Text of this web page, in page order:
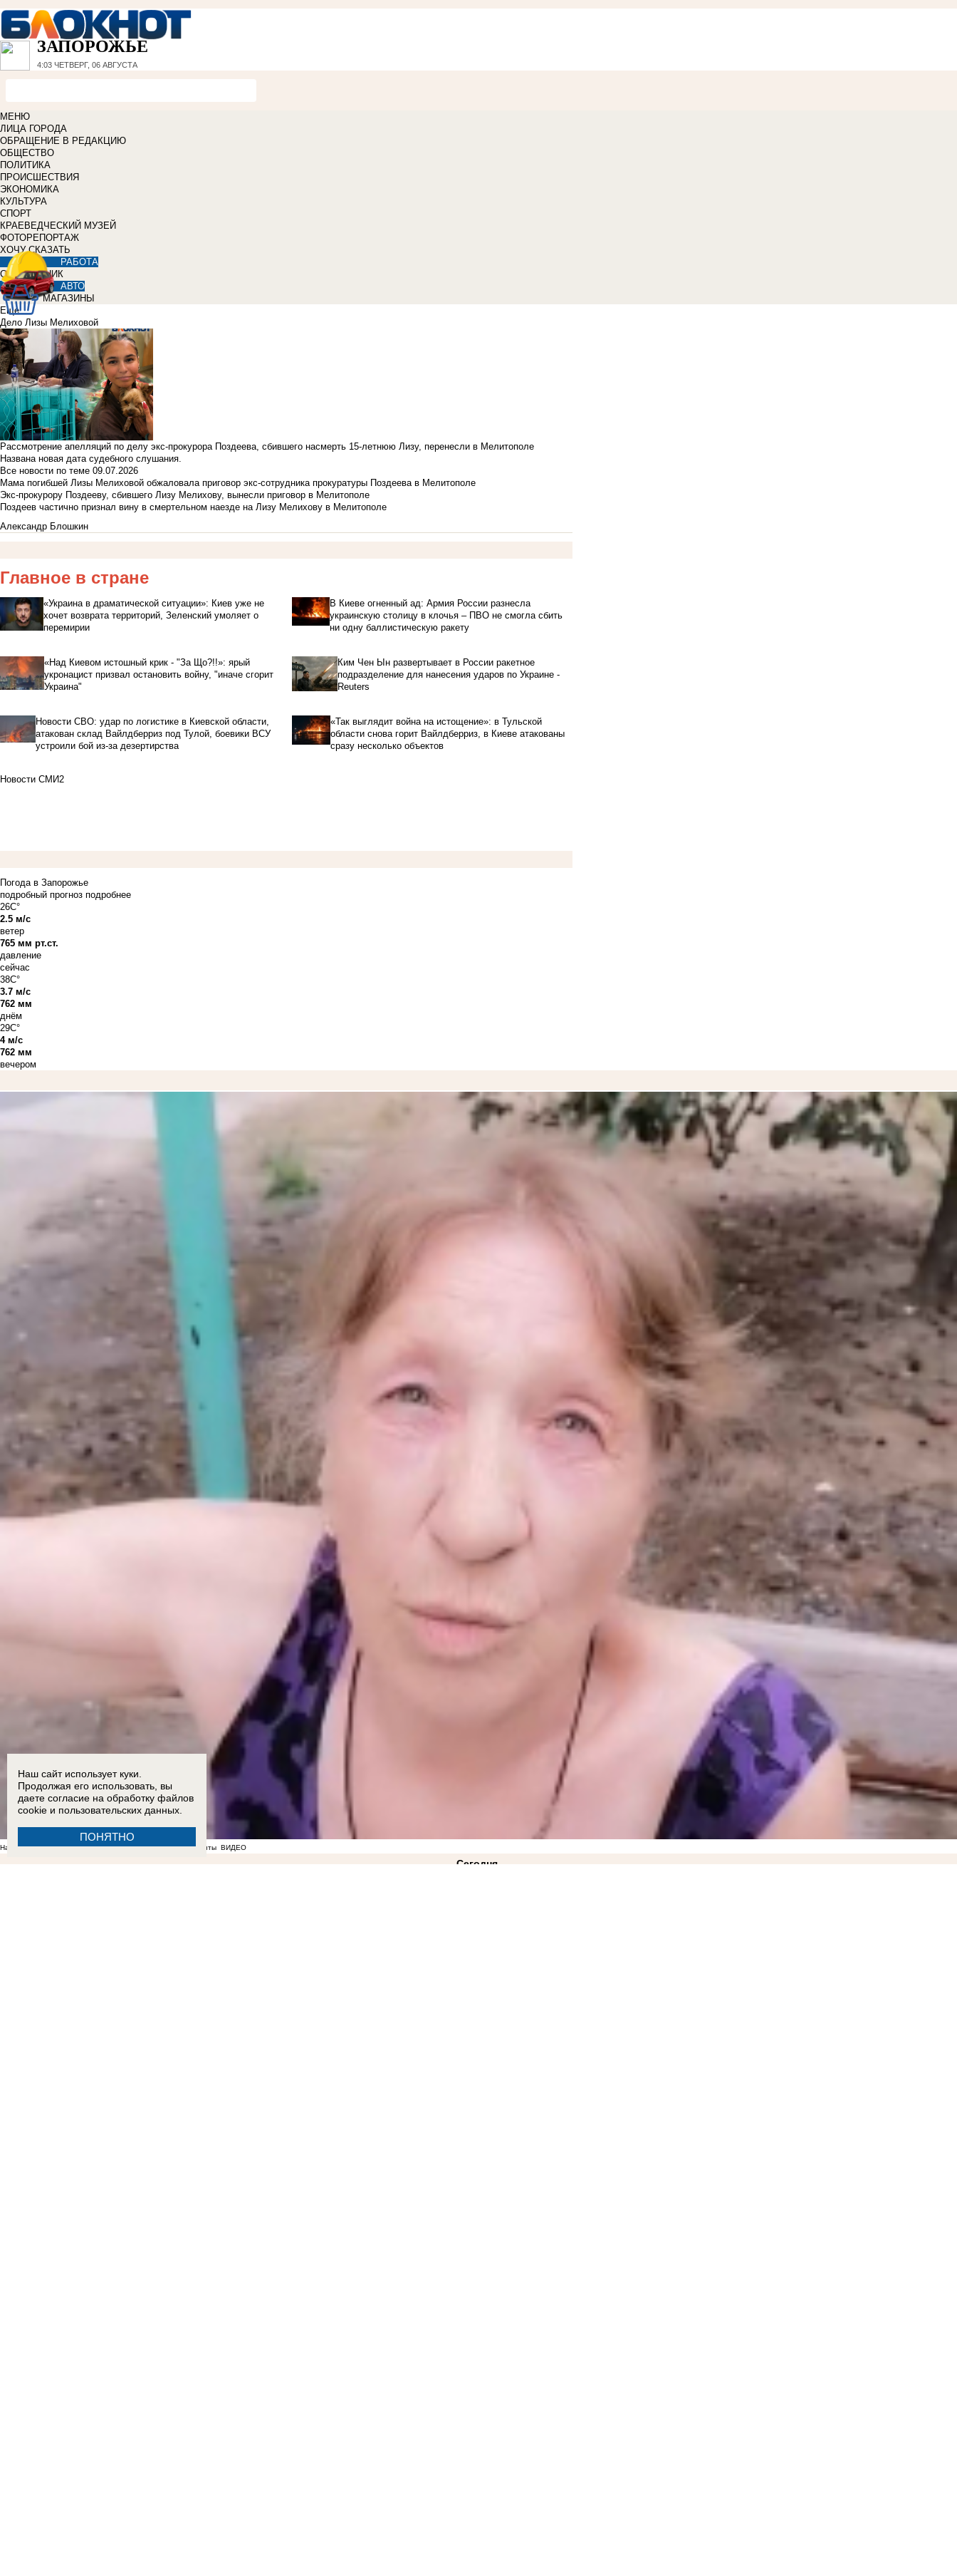
ЗАПОРОЖЬЕ
4:03 ЧЕТВЕРГ, 06 АВГУСТА
МЕНЮ
ЛИЦА ГОРОДА
ОБРАЩЕНИЕ В РЕДАКЦИЮ
ОБЩЕСТВО
ПОЛИТИКА
ПРОИСШЕСТВИЯ
ЭКОНОМИКА
КУЛЬТУРА
СПОРТ
КРАЕВЕДЧЕСКИЙ МУЗЕЙ
ФОТОРЕПОРТАЖ
ХОЧУ СКАЗАТЬ
РАБОТА
СПРАВОЧНИК
АВТО
МАГАЗИНЫ
Еще
Дело Лизы Мелиховой
Рассмотрение апелляций по делу экс-прокурора Поздеева, сбившего насмерть 15-летнюю Лизу, перенесли в Мелитополе
Названа новая дата судебного слушания.
Все новости по теме 09.07.2026
Мама погибшей Лизы Мелиховой обжаловала приговор экс-сотрудника прокуратуры Поздеева в Мелитополе
Экс-прокурору Поздееву, сбившего Лизу Мелихову, вынесли приговор в Мелитополе
Поздеев частично признал вину в смертельном наезде на Лизу Мелихову в Мелитополе
Александр Блошкин
Главное в стране
«Украина в драматической ситуации»: Киев уже не
хочет возврата территорий, Зеленский умоляет о
перемирии
В Киеве огненный ад: Армия России разнесла
украинскую столицу в клочья – ПВО не смогла сбить
ни одну баллистическую ракету
«Над Киевом истошный крик - "За Що?!!»: ярый
укронацист призвал остановить войну, "иначе сгорит
Украина"
Ким Чен Ын развертывает в России ракетное
подразделение для нанесения ударов по Украине -
Reuters
Новости СВО: удар по логистике в Киевской области,
атакован склад Вайлдберриз под Тулой, боевики ВСУ
устроили бой из-за дезертирства
«Так выглядит война на истощение»: в Тульской
области снова горит Вайлдберриз, в Киеве атакованы
сразу несколько объектов
Новости СМИ2
Погода в Запорожье
подробный прогноз подробнее
26C°
2.5 м/с
ветер
765 мм рт.ст.
давление
сейчас
38C°
3.7 м/с
762 мм
днём
29C°
4 м/с
762 мм
вечером
На фоне отсутствия воды в Мелитополе появились спекулянты ВИДЕО
Сегодня
Наш сайт использует куки.
Продолжая его использовать, вы
даете согласие на обработку файлов
cookie и пользовательских данных.
ПОНЯТНО